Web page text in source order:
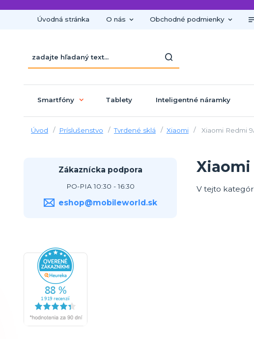
Úvodná stránka O nás Obchodné podmienky
Smartfóny Tablety Inteligentné náramky
Úvod Príslušenstvo Tvrdené sklá Xiaomi Xiaomi Redmi
Xiaomi
V tejto
Zákaznícka podpora
PO-PIA 10:30 - 16:30
eshop@mobileworld.sk